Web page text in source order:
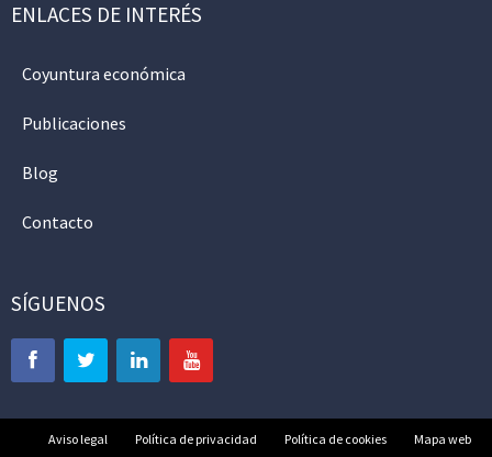
ENLACES DE INTERÉS
Coyuntura económica
Publicaciones
Blog
Contacto
SÍGUENOS
Aviso legal Política de privacidad Política de cookies Mapa web